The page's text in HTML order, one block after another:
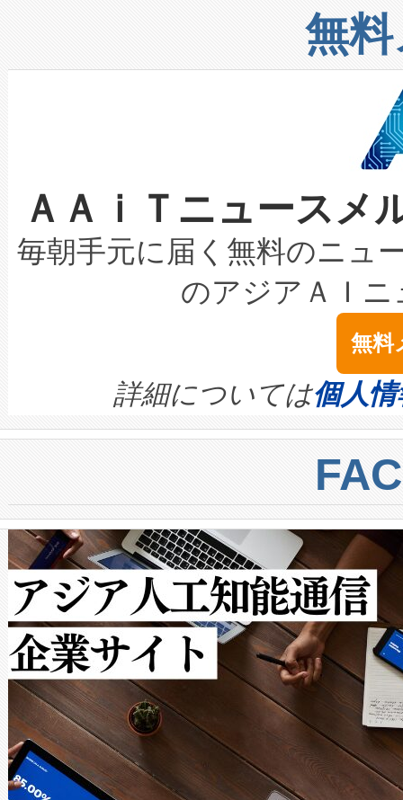
上げおよび商用化段階におけ
設備整備および立ち上げ調整
加組織は、Enzeneのバイオ
選定された製品について、自
取得できる可能性もあります
設には、3億～4億ドルかか
最高経営責任者（CEO）であ
す。「当社のfully-connected
ームを利用すれば、6,000万
きます。この効率性は、フェ
増加しているデータセンター
る電力網に大きな負担をかけ
事業者の負担軽減という課題
系統連系を迅速にし、ピーク
限を超えて利用可能な電力容
持できるよう貢献します。こ
ービスレベル契約（SLA）違
テリー性能の劣化によるダウ
念は、現在データセンターが
ます。 Voltaiq provides a
quality and reliability for AI
BESS stack to ensure battery
centers. Voltaiqは、ai&のAI
からシステム統合、試運転、
クルの各段階のデータを監視
[…]
リューション「Avia 2」を発
したAvia 2は、1,000メート
狭視野のFOVを切り替えるこ
ケーブル、枝などの細かな対
なレーザースポットにより、
な環境下でも豊かなディテー
キロメートル範囲を検出
LiDAR for Inspections,
は1535 nmレーザーを搭載。
イズの小径化を実現すること
す。ノーマルモードでは、
ートル先まで検出でき、これ
トに対して約600メートルに
では、反射率10％のターゲッ
で向上し、最大検知距離は
ットだけで最大1キロメート
ルの変電所周囲を監視でき、
作業と点群処理を簡素化でき
Avia 2は、2種類のFOVオプシ
× 80°のノーマルモード、長
ードを切り替えて使用するこ
無
ＡＡｉＴニュース
毎朝手元に届く無料のニュ
のアジアＡＩ
無料
詳細については個人